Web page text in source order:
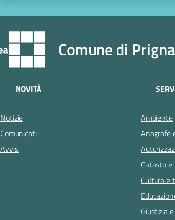
Comune di
NOVITÀ
Notizie
Comunicati
Avvisi
Ambiente
Anagrafe
Catasto e
Cultura e
Giustizia